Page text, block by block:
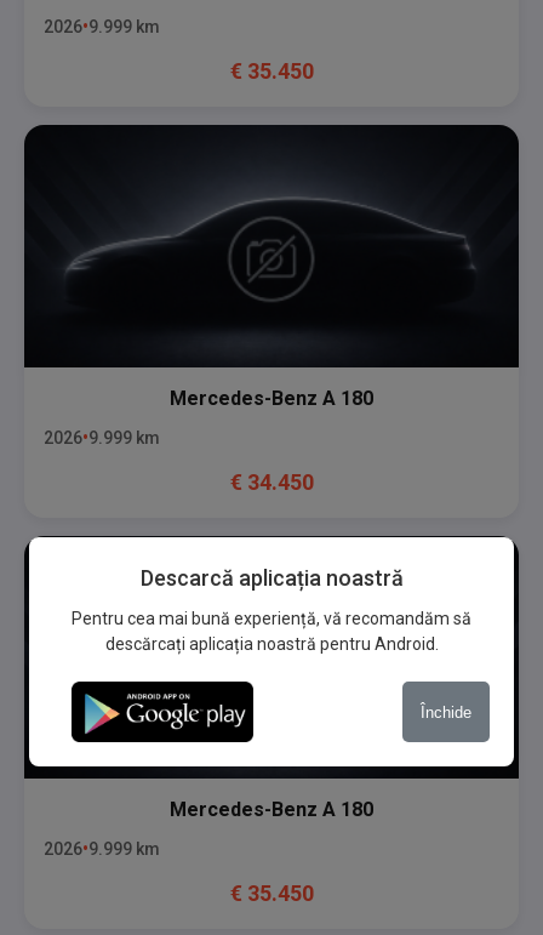
2026 9.999 km
€ 35.450
Mercedes-Benz A 180
2026 9.999 km
€ 34.450
Mercedes-Benz A 180
2026 9.999 km
€ 35.450
Descarcă aplicația noastră
Pentru cea mai bună experiență, vă recomandăm să
descărcați aplicația noastră pentru Android.
Închide